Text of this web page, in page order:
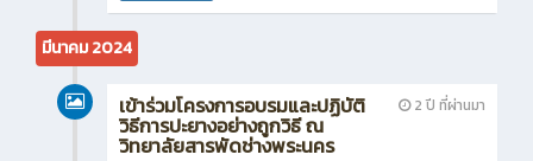
มีนาคม 2024
2 ปี ที่ผ่านมา
เข้าร่วมโครงการอบรมและปฏิบัติ
วิธีการปะยางอย่างถูกวิธี ณ
วิทยาลัยสารพัดช่างพระนคร